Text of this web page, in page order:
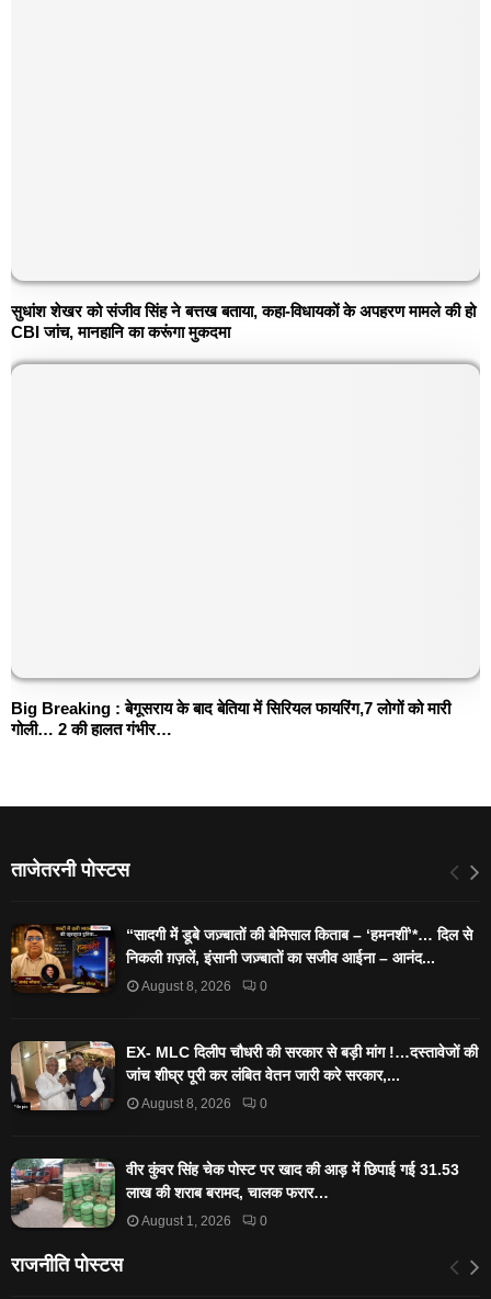
सुधांश शेखर को संजीव सिंह ने बत्तख बताया, कहा-विधायकों के अपहरण मामले की हो
CBI जांच, मानहानि का करूंगा मुकदमा
Big Breaking : बेगूसराय के बाद बेतिया में सिरियल फायरिंग,7 लोगों को मारी
गोली… 2 की हालत गंभीर…
ताजेतरनी पोस्टस
“सादगी में डूबे जज़्बातों की बेमिसाल किताब – ‘हमनशीं’*… दिल से
निकली ग़ज़लें, इंसानी जज़्बातों का सजीव आईना – आनंद...
August 8, 2026 0
EX- MLC दिलीप चौधरी की सरकार से बड़ी मांग !…दस्तावेजों की
जांच शीघ्र पूरी कर लंबित वेतन जारी करे सरकार,...
August 8, 2026 0
वीर कुंवर सिंह चेक पोस्ट पर खाद की आड़ में छिपाई गई 31.53
लाख की शराब बरामद, चालक फरार…
August 1, 2026 0
राजनीति पोस्टस